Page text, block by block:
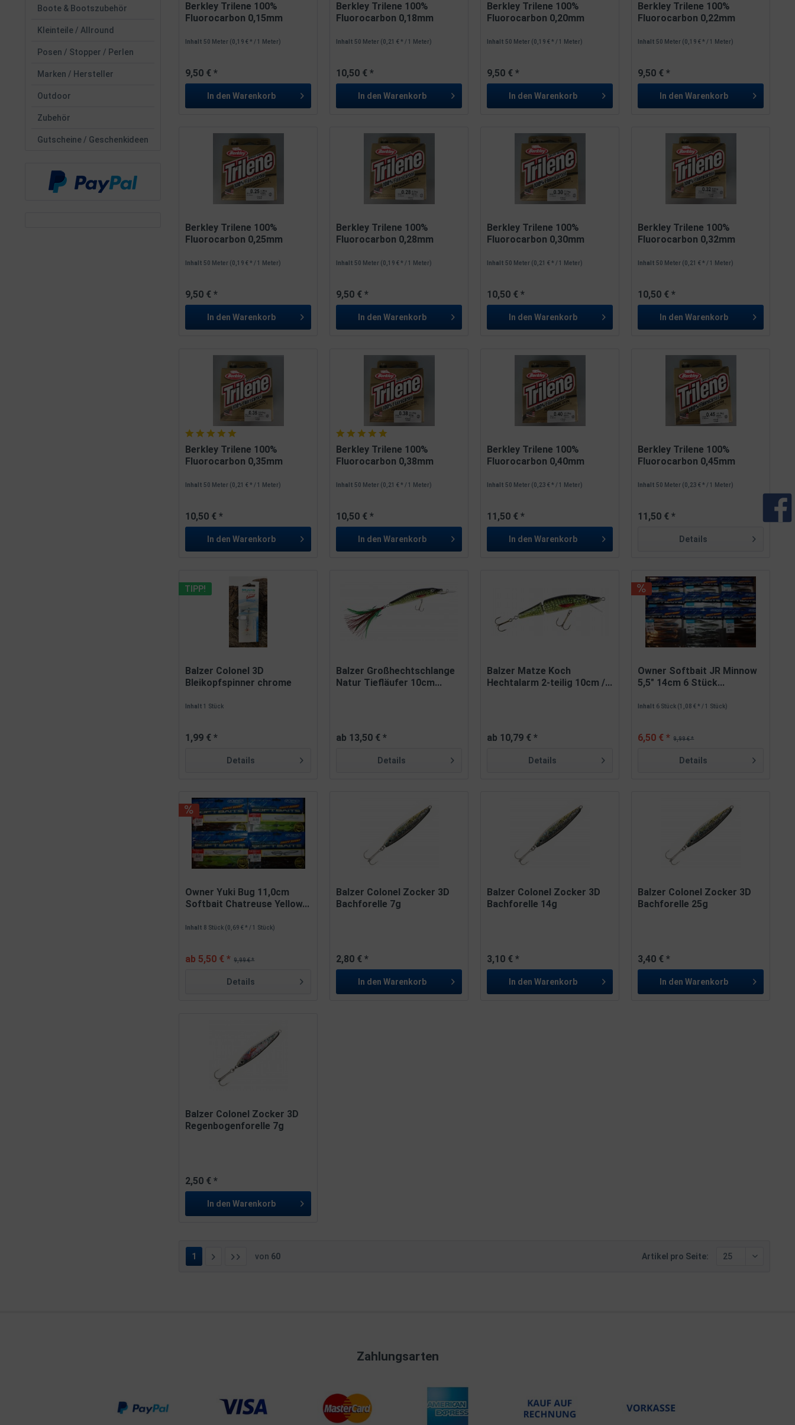
Boote & Bootszubehör
Kleinteile / Allround
Posen / Stopper / Perlen
Marken / Hersteller
Outdoor
Zubehör
Gutscheine / Geschenkideen
Berkley Trilene 100%
Fluorocarbon 0,15mm
Inhalt 50 Meter (0,19 € * / 1 Meter)
9,50 € *
In den Warenkorb
Berkley Trilene 100%
Fluorocarbon 0,18mm
Inhalt 50 Meter (0,21 € * / 1 Meter)
10,50 € *
In den Warenkorb
Berkley Trilene 100%
Fluorocarbon 0,20mm
Inhalt 50 Meter (0,19 € * / 1 Meter)
9,50 € *
In den Warenkorb
Berkley Trilene 100%
Fluorocarbon 0,22mm
Inhalt 50 Meter (0,19 € * / 1 Meter)
9,50 € *
In den Warenkorb
Berkley Trilene 100%
Fluorocarbon 0,25mm
Inhalt 50 Meter (0,19 € * / 1 Meter)
9,50 € *
In den Warenkorb
Berkley Trilene 100%
Fluorocarbon 0,28mm
Inhalt 50 Meter (0,19 € * / 1 Meter)
9,50 € *
In den Warenkorb
Berkley Trilene 100%
Fluorocarbon 0,30mm
Inhalt 50 Meter (0,21 € * / 1 Meter)
10,50 € *
In den Warenkorb
Berkley Trilene 100%
Fluorocarbon 0,32mm
Inhalt 50 Meter (0,21 € * / 1 Meter)
10,50 € *
In den Warenkorb
Berkley Trilene 100%
Fluorocarbon 0,35mm
Inhalt 50 Meter (0,21 € * / 1 Meter)
10,50 € *
In den Warenkorb
Berkley Trilene 100%
Fluorocarbon 0,38mm
Inhalt 50 Meter (0,21 € * / 1 Meter)
10,50 € *
In den Warenkorb
Berkley Trilene 100%
Fluorocarbon 0,40mm
Inhalt 50 Meter (0,23 € * / 1 Meter)
11,50 € *
In den Warenkorb
Berkley Trilene 100%
Fluorocarbon 0,45mm
Inhalt 50 Meter (0,23 € * / 1 Meter)
11,50 € *
Details
TIPP!
Balzer Colonel 3D
Bleikopfspinner chrome
Inhalt1 Stück
1,99 € *
Details
Balzer Großhechtschlange
Natur Tiefläufer 10cm...
ab 13,50 € *
Details
Balzer Matze Koch
Hechtalarm 2-teilig 10cm /...
ab 10,79 € *
Details
Owner Softbait JR Minnow
5,5" 14cm 6 Stück...
Inhalt 6 Stück (1,08 € * / 1 Stück)
9,99 € *
6,50 € *
Details
Owner Yuki Bug 11,0cm
Softbait Chatreuse Yellow...
Inhalt 8 Stück (0,69 € * / 1 Stück)
9,99 € *
ab 5,50 € *
Details
Balzer Colonel Zocker 3D
Bachforelle 7g
2,80 € *
In den Warenkorb
Balzer Colonel Zocker 3D
Bachforelle 14g
3,10 € *
In den Warenkorb
Balzer Colonel Zocker 3D
Bachforelle 25g
3,40 € *
In den Warenkorb
Balzer Colonel Zocker 3D
Regenbogenforelle 7g
2,50 € *
In den Warenkorb
1 von 60 Artikel pro Seite:
Zahlungsarten